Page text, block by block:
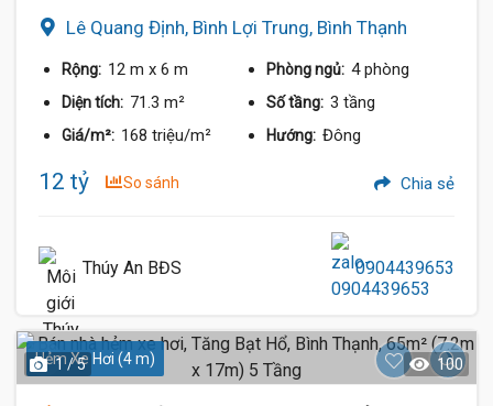
Lê Quang Định, Bình Lợi Trung, Bình Thạnh
Rộng: 12 m x 6 m Phòng ngủ: 4 phòng
Diện tích: 71.3 m² Số tầng: 3 tầng
Giá/m²: 168 triệu/m² Hướng: Đông
12 tỷ So sánh Chia sẻ
Thúy An BĐS 0904439653
Hẻm Xe Hơi (4 m)
1 / 5 100